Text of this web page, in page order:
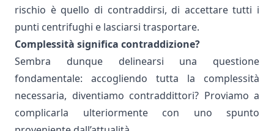
rischio è quello di contraddirsi, di accettare tutti i
punti centrifughi e lasciarsi trasportare.
Complessità significa contraddizione?
Sembra dunque delinearsi una questione
fondamentale: accogliendo tutta la complessità
necessaria, diventiamo contraddittori? Proviamo a
complicarla ulteriormente con uno spunto